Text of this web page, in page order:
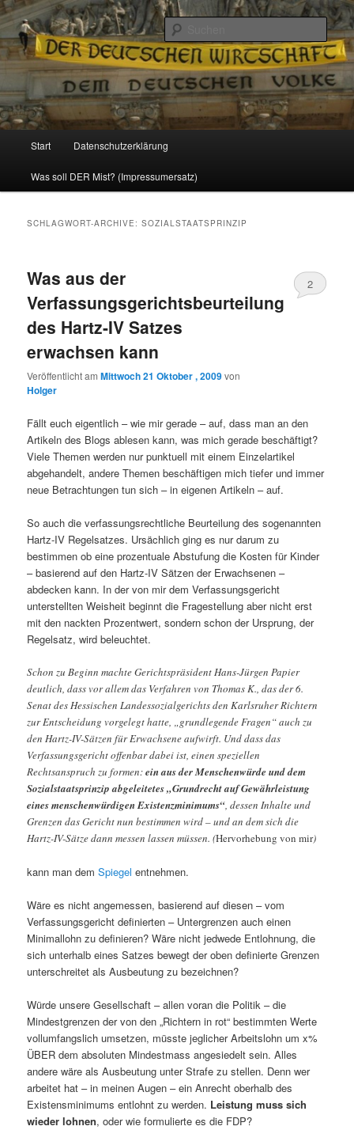
Reizzentrum
Politik, Wirtschaft, Soziales und Gesellschaft
Zum
Inhalt
Zum
sekundären
Start Datenschutzerklärung
Was soll DER Mist? (Impressumersatz)
SCHLAGWORT-ARCHIVE:SOZIALSTAATSPRINZIP
Was aus der
Verfassungsgerichtsbeurteilung
des Hartz-IV Satzes
erwachsen kann
Veröffentlicht amMittwoch 21 Oktober , 2009von
Holger
2
Fällt euch eigentlich – wie mir gerade – auf, dass man an den
Artikeln des Blogs ablesen kann, was mich gerade beschäftigt?
Viele Themen werden nur punktuell mit einem Einzelartikel
abgehandelt, andere Themen beschäftigen mich tiefer und immer
neue Betrachtungen tun sich – in eigenen Artikeln – auf.
So auch die verfassungsrechtliche Beurteilung des sogenannten
Hartz-IV Regelsatzes. Ursächlich ging es nur darum zu
bestimmen ob eine prozentuale Abstufung die Kosten für Kinder
– basierend auf den Hartz-IV Sätzen der Erwachsenen –
abdecken kann. In der von mir dem Verfassungsgericht
unterstellten Weisheit beginnt die Fragestellung aber nicht erst
mit den nackten Prozentwert, sondern schon der Ursprung, der
Regelsatz, wird beleuchtet.
Schon zu Beginn machte Gerichtspräsident Hans-Jürgen Papier
deutlich, dass vor allem das Verfahren von Thomas K., das der 6.
Senat des Hessischen Landessozialgerichts den Karlsruher Richtern
zur Entscheidung vorgelegt hatte, „grundlegende Fragen“ auch zu
den Hartz-IV-Sätzen für Erwachsene aufwirft. Und dass das
Verfassungsgericht offenbar dabei ist, einen speziellen
Rechtsanspruch zu formen:ein aus der Menschenwürde und dem
Sozialstaatsprinzip abgeleitetes „Grundrecht auf Gewährleistung
eines menschenwürdigen Existenzminimums“, dessen Inhalte und
Grenzen das Gericht nun bestimmen wird – und an dem sich die
Hartz-IV-Sätze dann messen lassen müssen. (Hervorhebung von mir)
kann man demSpiegel entnehmen.
Wäre es nicht angemessen, basierend auf diesen – vom
Verfassungsgericht definierten – Untergrenzen auch einen
Minimallohn zu definieren? Wäre nicht jedwede Entlohnung, die
sich unterhalb eines Satzes bewegt der oben definierte Grenzen
unterschreitet als Ausbeutung zu bezeichnen?
Würde unsere Gesellschaft – allen voran die Politik – die
Mindestgrenzen der von den „Richtern in rot“ bestimmten Werte
vollumfangslich umsetzen, müsste jeglicher Arbeitslohn um x%
ÜBER dem absoluten Mindestmass angesiedelt sein. Alles
andere wäre als Ausbeutung unter Strafe zu stellen. Denn wer
arbeitet hat – in meinen Augen – ein Anrecht oberhalb des
Existensminimums entlohnt zu werden. Leistung muss sich
wieder lohnen, oder wie formulierte es die FDP?